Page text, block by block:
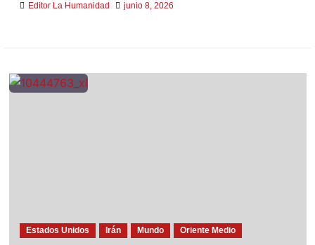
Editor La Humanidad junio 8, 2026
Estados Unidos Irán Mundo Oriente Medio